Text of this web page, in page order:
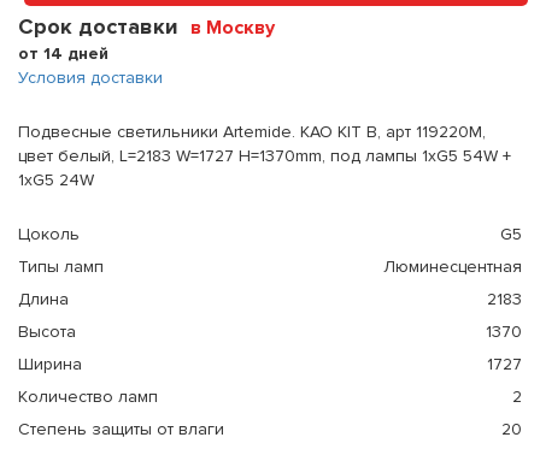
Срок доставки в Москву
от 14 дней
Условия доставки
Подвесные светильники Artemide. KAO KIT B, арт 119220M,
цвет белый, L=2183 W=1727 H=1370mm, под лампы 1xG5 54W +
1xG5 24W
Цоколь
G5
Типы ламп
Люминесцентная
Длина
2183
Высота
1370
Ширина
1727
Количество ламп
2
Степень защиты от влаги
20